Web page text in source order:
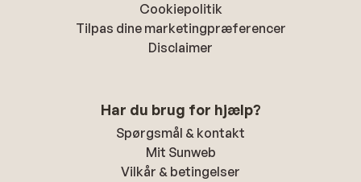
Cookiepolitik
Tilpas dine marketingpræferencer
Disclaimer
Har du brug for hjælp?
Spørgsmål & kontakt
Mit Sunweb
Vilkår & betingelser